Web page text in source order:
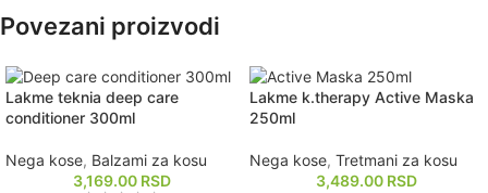
Povezani proizvodi
Lakme teknia deep care
conditioner 300ml
Nega kose, Balzami za kosu
3,169.00 RSD
Lakme k.therapy Active Maska
250ml
Nega kose, Tretmani za kosu
3,489.00 RSD